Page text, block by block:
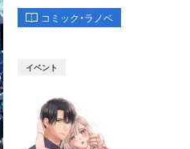
コミック・ラノベ
イベント